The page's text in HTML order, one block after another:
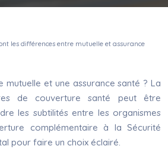
les différences entre mutuelle et assurance
mutuelle et une assurance santé ? La
de couverture santé peut être
les subtilités entre les organismes
complémentaire à la Sécurité
pour faire un choix éclairé.